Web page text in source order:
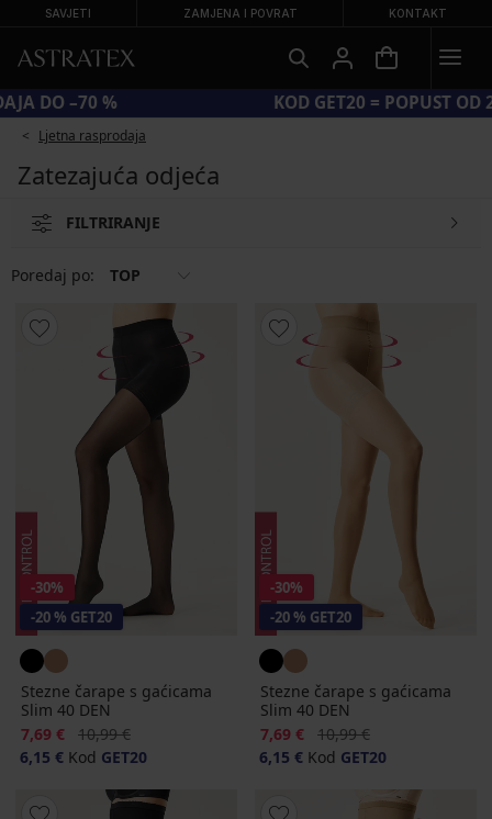
SAVJETI ZAMJENA I POVRAT KONTAKT
VELIKA LJETNA RASPRODAJA DO –70 %
Ljetna rasprodaja
Zatezajuća odjeća
FILTRIRANJE
Poredaj po: TOP
-30%
-20 % GET20
Stezne čarape s gaćicama
Slim 40 DEN
Popust
7,69 € Prvobitna cijena
10,99 €
6,15 € Kod GET20
-30%
-20 % GET20
Stezne čarape s gaćicama
Slim 40 DEN
Popust
7,69 € Prvobitna cijena
10,99 €
6,15 € Kod GET20